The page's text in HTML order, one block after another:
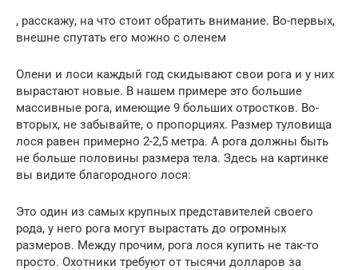
, расскажу, на что стоит обратить внимание. Во-первых,
внешне спутать его можно с оленем
Олени и лоси каждый год скидывают свои рога и у них
вырастают новые. В нашем примере это большие
массивные рога, имеющие 9 больших отростков. Во-
вторых, не забывайте, о пропорциях. Размер туловища
лося равен примерно 2-2,5 метра. А рога должны быть
не больше половины размера тела. Здесь на картинке
вы видите благородного лося:
Это один из самых крупных представителей своего
рода, у него рога могут вырастать до огромных
размеров. Между прочим, рога лося купить не так-то
просто. Охотники требуют от тысячи долларов за